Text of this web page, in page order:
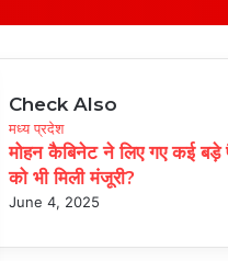
Check Also
Close
मध्य प्रदेश
मोहन कैबिनेट ने लिए गए कई बड़े
को भी मिली मंजूरी?
June 4, 2025